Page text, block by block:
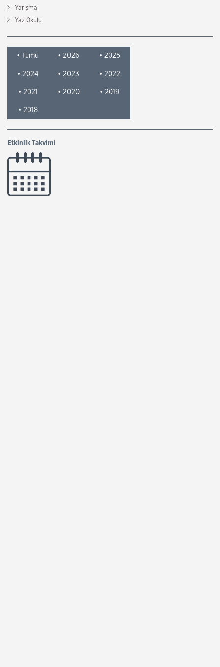
Yarışma
Yaz Okulu
• Tümü • 2026 • 2025
• 2024 • 2023 • 2022
• 2021 • 2020 • 2019
• 2018
Etkinlik Takvimi